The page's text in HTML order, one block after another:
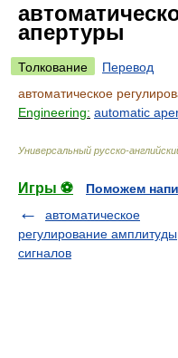
апертуры
Толкование
Перевод
автоматическое
Engineering: automatic
Универсальный русско-
Игры ⚽
Поможем
автоматическое
регулирование амплитуды
сигналов